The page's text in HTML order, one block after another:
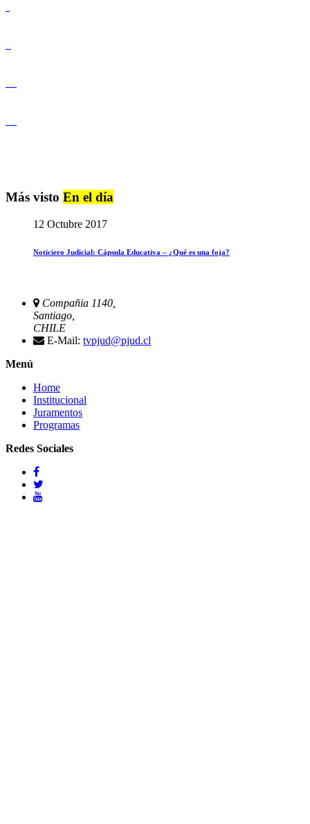
Más visto En el día
12 Octubre 2017
Noticiero Judicial: Cápsula Educativa – ¿Qué es una foja?
Compañia 1140,
Santiago,
CHILE
E-Mail: tvpjud@pjud.cl
Menú
Home
Institucional
Juramentos
Programas
Redes Sociales